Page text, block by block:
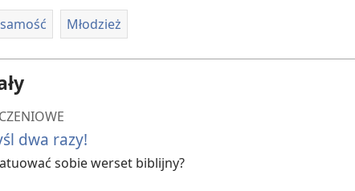
Młodzież
dwa razy!
sobie werset biblijny?